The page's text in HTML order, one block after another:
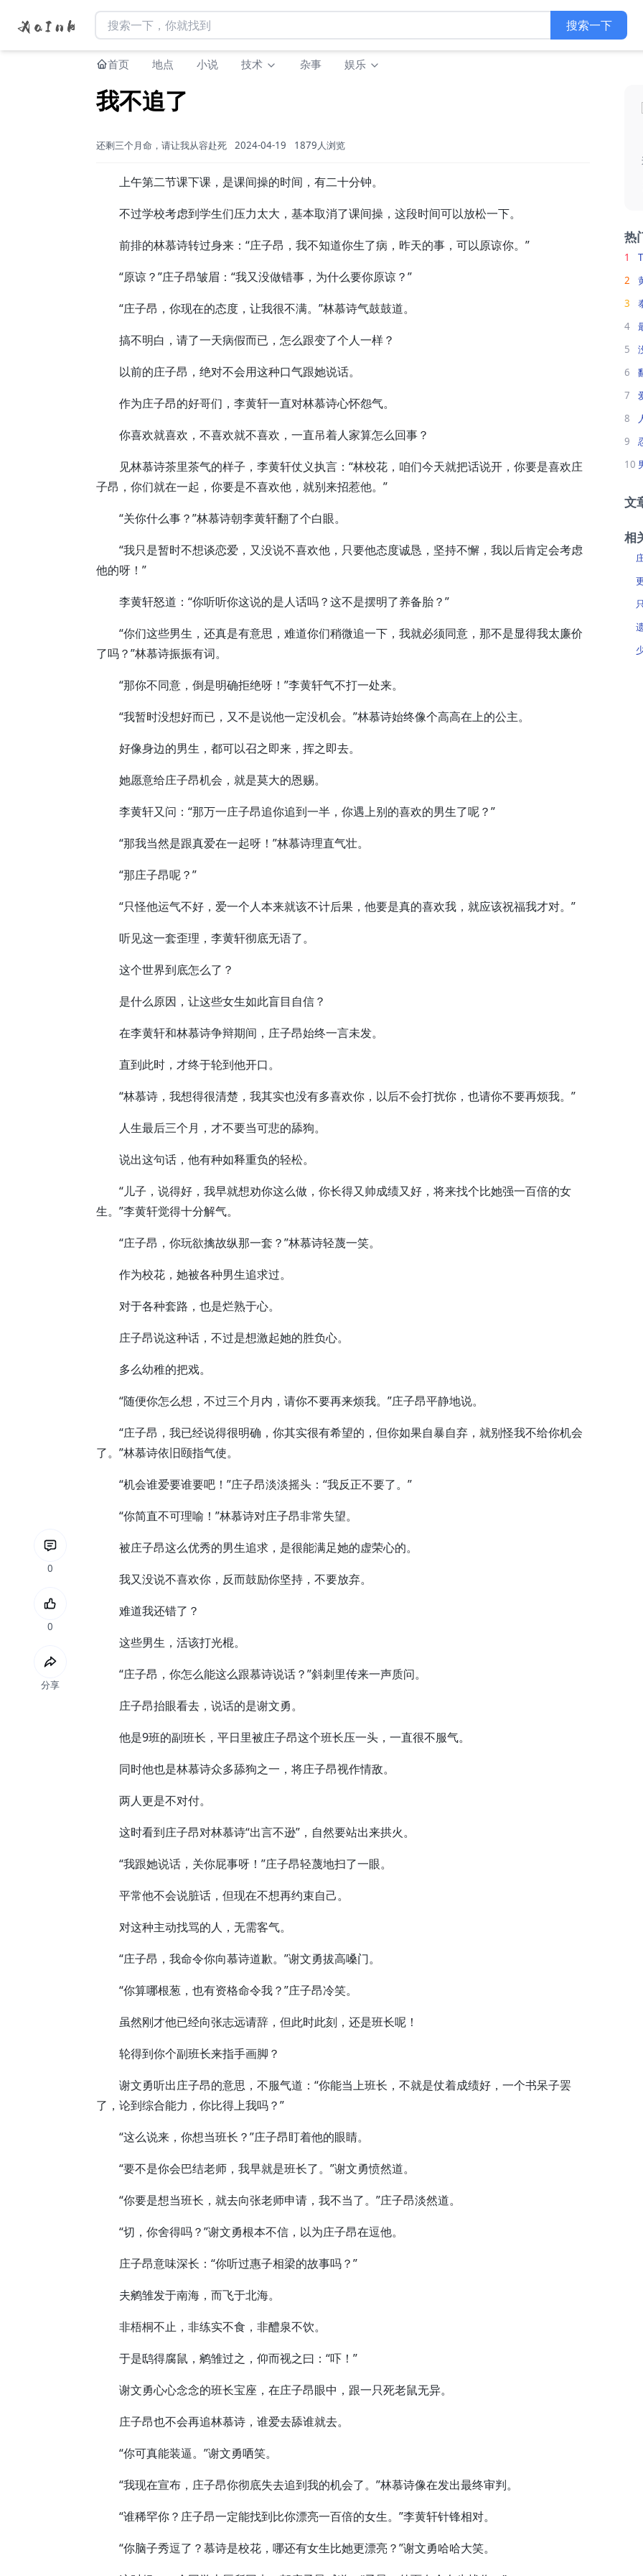
搜索一下
首页 地点 小说 技术 杂事 娱乐
0
0
分享
我不追了
还剩三个月命，请让我从容赴死 2024-04-19 1879人浏览
上午第二节课下课，是课间操的时间，有二十分钟。
不过学校考虑到学生们压力太大，基本取消了课间操，这段时间可以放松一下。
前排的林慕诗转过身来：“庄子昂，我不知道你生了病，昨天的事，可以原谅你。”
“原谅？”庄子昂皱眉：“我又没做错事，为什么要你原谅？”
“庄子昂，你现在的态度，让我很不满。”林慕诗气鼓鼓道。
搞不明白，请了一天病假而已，怎么跟变了个人一样？
以前的庄子昂，绝对不会用这种口气跟她说话。
作为庄子昂的好哥们，李黄轩一直对林慕诗心怀怨气。
你喜欢就喜欢，不喜欢就不喜欢，一直吊着人家算怎么回事？
见林慕诗茶里茶气的样子，李黄轩仗义执言：“林校花，咱们今天就把话说开，你要是喜欢庄
子昂，你们就在一起，你要是不喜欢他，就别来招惹他。”
“关你什么事？”林慕诗朝李黄轩翻了个白眼。
“我只是暂时不想谈恋爱，又没说不喜欢他，只要他态度诚恳，坚持不懈，我以后肯定会考虑
他的呀！”
李黄轩怒道：“你听听你这说的是人话吗？这不是摆明了养备胎？”
“你们这些男生，还真是有意思，难道你们稍微追一下，我就必须同意，那不是显得我太廉价
了吗？”林慕诗振振有词。
“那你不同意，倒是明确拒绝呀！”李黄轩气不打一处来。
“我暂时没想好而已，又不是说他一定没机会。”林慕诗始终像个高高在上的公主。
好像身边的男生，都可以召之即来，挥之即去。
她愿意给庄子昂机会，就是莫大的恩赐。
李黄轩又问：“那万一庄子昂追你追到一半，你遇上别的喜欢的男生了呢？”
“那我当然是跟真爱在一起呀！”林慕诗理直气壮。
“那庄子昂呢？”
“只怪他运气不好，爱一个人本来就该不计后果，他要是真的喜欢我，就应该祝福我才对。”
听见这一套歪理，李黄轩彻底无语了。
这个世界到底怎么了？
是什么原因，让这些女生如此盲目自信？
在李黄轩和林慕诗争辩期间，庄子昂始终一言未发。
直到此时，才终于轮到他开口。
“林慕诗，我想得很清楚，我其实也没有多喜欢你，以后不会打扰你，也请你不要再烦我。”
人生最后三个月，才不要当可悲的舔狗。
说出这句话，他有种如释重负的轻松。
“儿子，说得好，我早就想劝你这么做，你长得又帅成绩又好，将来找个比她强一百倍的女
生。”李黄轩觉得十分解气。
“庄子昂，你玩欲擒故纵那一套？”林慕诗轻蔑一笑。
作为校花，她被各种男生追求过。
对于各种套路，也是烂熟于心。
庄子昂说这种话，不过是想激起她的胜负心。
多么幼稚的把戏。
“随便你怎么想，不过三个月内，请你不要再来烦我。”庄子昂平静地说。
“庄子昂，我已经说得很明确，你其实很有希望的，但你如果自暴自弃，就别怪我不给你机会
了。”林慕诗依旧颐指气使。
“机会谁爱要谁要吧！”庄子昂淡淡摇头：“我反正不要了。”
“你简直不可理喻！”林慕诗对庄子昂非常失望。
被庄子昂这么优秀的男生追求，是很能满足她的虚荣心的。
我又没说不喜欢你，反而鼓励你坚持，不要放弃。
难道我还错了？
这些男生，活该打光棍。
“庄子昂，你怎么能这么跟慕诗说话？”斜刺里传来一声质问。
庄子昂抬眼看去，说话的是谢文勇。
他是9班的副班长，平日里被庄子昂这个班长压一头，一直很不服气。
同时他也是林慕诗众多舔狗之一，将庄子昂视作情敌。
两人更是不对付。
这时看到庄子昂对林慕诗“出言不逊”，自然要站出来拱火。
“我跟她说话，关你屁事呀！”庄子昂轻蔑地扫了一眼。
平常他不会说脏话，但现在不想再约束自己。
对这种主动找骂的人，无需客气。
“庄子昂，我命令你向慕诗道歉。”谢文勇拔高嗓门。
“你算哪根葱，也有资格命令我？”庄子昂冷笑。
虽然刚才他已经向张志远请辞，但此时此刻，还是班长呢！
轮得到你个副班长来指手画脚？
谢文勇听出庄子昂的意思，不服气道：“你能当上班长，不就是仗着成绩好，一个书呆子罢
了，论到综合能力，你比得上我吗？”
“这么说来，你想当班长？”庄子昂盯着他的眼睛。
“要不是你会巴结老师，我早就是班长了。”谢文勇愤然道。
“你要是想当班长，就去向张老师申请，我不当了。”庄子昂淡然道。
“切，你舍得吗？”谢文勇根本不信，以为庄子昂在逗他。
庄子昂意味深长：“你听过惠子相梁的故事吗？”
夫鹓雏发于南海，而飞于北海。
非梧桐不止，非练实不食，非醴泉不饮。
于是鸱得腐鼠，鹓雏过之，仰而视之曰：“吓！”
谢文勇心心念念的班长宝座，在庄子昂眼中，跟一只死老鼠无异。
庄子昂也不会再追林慕诗，谁爱去舔谁就去。
“你可真能装逼。”谢文勇哂笑。
“我现在宣布，庄子昂你彻底失去追到我的机会了。”林慕诗像在发出最终审判。
“谁稀罕你？庄子昂一定能找到比你漂亮一百倍的女生。”李黄轩针锋相对。
“你脑子秀逗了？慕诗是校花，哪还有女生比她更漂亮？”谢文勇哈哈大笑。
热
1
2
3
4
5
6
7
8
9
10
文
相